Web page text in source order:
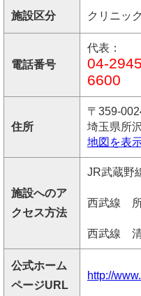
施設区分 クリニック
電話番号
代表：
04-
6600
住所
〒359-
埼玉県所
地図を表
施設へのア
クセス方法
JR武蔵
西武線
西武線
公式ホーム
ページURL
http://